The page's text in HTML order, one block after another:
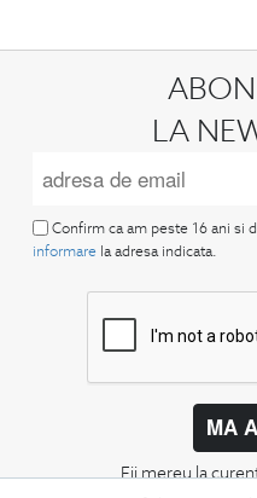
LA
Confirm ca am peste 16 ani si
informare la adresa indicata.
MA
Fii mereu la